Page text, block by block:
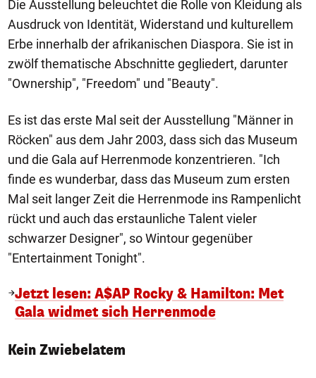
Die Ausstellung beleuchtet die Rolle von Kleidung als
Ausdruck von Identität, Widerstand und kulturellem
Erbe innerhalb der afrikanischen Diaspora. Sie ist in
zwölf thematische Abschnitte gegliedert, darunter
"Ownership", "Freedom" und "Beauty".
Es ist das erste Mal seit der Ausstellung "Männer in
Röcken" aus dem Jahr 2003, dass sich das Museum
und die Gala auf Herrenmode konzentrieren. "Ich
finde es wunderbar, dass das Museum zum ersten
Mal seit langer Zeit die Herrenmode ins Rampenlicht
rückt und auch das erstaunliche Talent vieler
schwarzer Designer", so Wintour gegenüber
"Entertainment Tonight".
Jetzt lesen: A$AP Rocky & Hamilton: Met
Gala widmet sich Herrenmode
Kein Zwiebelatem